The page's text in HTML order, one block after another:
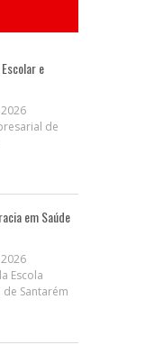
e
de
em Saúde
Escola
Santarém